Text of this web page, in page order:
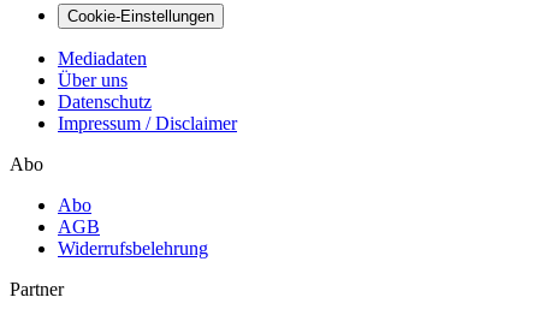
Cookie-Einstellungen
Mediadaten
Über uns
Datenschutz
Impressum / Disclaimer
Abo
Abo
AGB
Widerrufsbelehrung
Partner